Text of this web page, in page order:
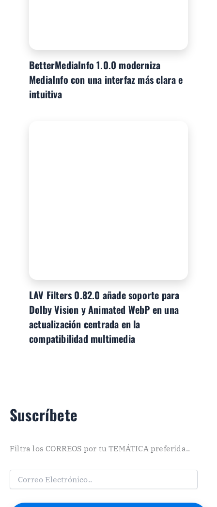
BetterMediaInfo 1.0.0 moderniza
MediaInfo con una interfaz más clara e
intuitiva
LAV Filters 0.82.0 añade soporte para
Dolby Vision y Animated WebP en una
actualización centrada en la
compatibilidad multimedia
Suscríbete
Filtra los CORREOS por tu TEMÁTICA preferida..
C